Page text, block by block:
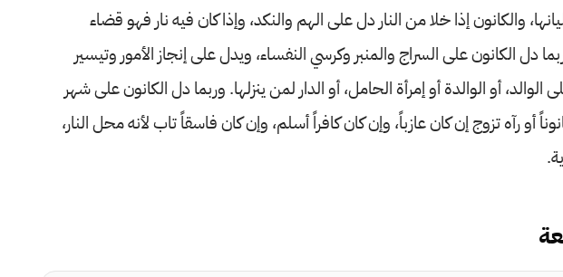
والكانون إذا خلا من النار دل على الهم والنكد، وإذا كان فيه نار فهو قضاء
دل الكانون على السراج والمنبر وكرسي النفساء، ويدل على إنجاز الأمور وتيسير
الوالد، أو الوالدة أو إمرأة الحامل، أو الدار لمن ينزلها. وربما دل الكانون على شهر
أو رآه تزوج إن كان عازباً، وإن كان كافراً أسلم، وإن كان فاسقاً تاب لأنه محل النار،